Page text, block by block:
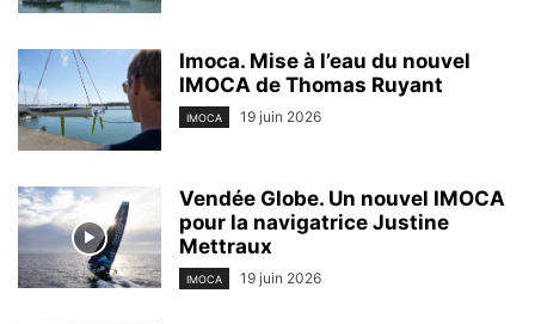
Imoca. Mise à l’eau du nouvel
IMOCA de Thomas Ruyant
IMOCA 19 juin 2026
Vendée Globe. Un nouvel IMOCA
pour la navigatrice Justine
Mettraux
IMOCA 19 juin 2026